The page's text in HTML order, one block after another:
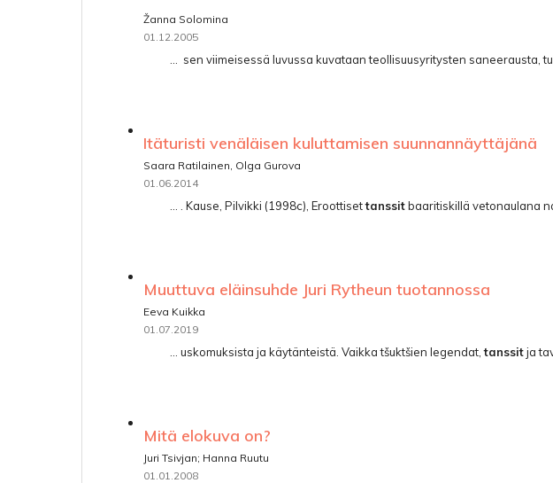
Žanna Solomina
01.12.2005
... ­ sen viimeisessä luvussa kuvataan teollisuusyritysten saneerausta,
Itäturisti venäläisen kuluttamisen suunnannäyttäjänä
Saara Ratilainen, Olga Gurova
01.06.2014
... . Kause, Pilvikki (1998c), Eroottisettanssitbaaritiskillä vetonaulana
Muuttuva eläinsuhde Juri Rytheun tuotannossa
Eeva Kuikka
01.07.2019
... uskomuksista ja käytänteistä. Vaikka tšuktšien legendat,tanssitja
Mitä elokuva on?
Juri Tsivjan; Hanna Ruutu
01.01.2008